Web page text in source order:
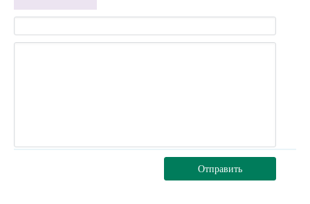
Отправить